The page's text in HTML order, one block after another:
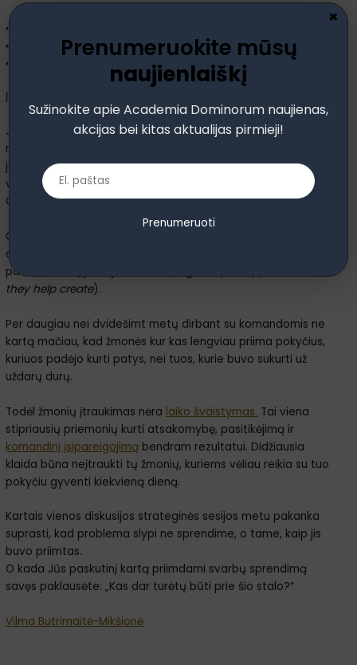
„Mūsų niekas neklausė…“
„Mes nežinojome…“
„Mums tiesiog pasakė…“
Įdomiausia buvo tai, kad ši diskusija tęsėsi ir prie pietų stalo…
Jeigu darbuotojai apie organizacijos sprendimus diskutuoja
net per pertraukas, dažniausiai tai reiškia, kad jiems rūpi, kad
jie nori suprasti, nori būti proceso dalimi. Todėl kartais
vadovai galvoja, kad įtraukdami daugiau žmonių praras laiką.
O mano patirtis rodo priešingai.
Čia verta paminėti vieną organizacijų vystymo krypties
autorių
palaiko tai, ką padėjo sukurti“ (angl.
they help create).
Per daugiau nei dvidešimt metų dirbant su komandomis ne
kartą mačiau, kad žmonės kur kas lengviau priima pokyčius,
kuriuos padėjo kurti patys, nei tuos, kurie buvo sukurti už
uždarų durų.
Todėl žmonių įtraukimas nėra laiko švaistymas. Tai viena
stipriausių priemonių kurti atsakomybę, pasitikėjimą ir
komandinį įsipareigojimą bendram rezultatui. Didžiausia
klaida būna neįtraukti tų žmonių, kuriems vėliau reikia su tuo
pokyčiu gyventi kiekvieną dieną.
Kartais vienos diskusijos strateginės sesijos metu pakanka
suprasti, kad problema slypi ne sprendime, o tame, kaip jis
buvo priimtas.
O kada Jūs paskutinį kartą priimdami svarbų sprendimą
savęs paklausėte: „Kas dar turėtų būti prie šio stalo?“
Vilma Butrimaitė-Mikšionė
Prenumeruokite mūsų
naujienlaiškį
Sužinokite apie Academia Dominorum naujienas,
akcijas bei kitas aktualijas pirmieji!
Prenumeruoti
×